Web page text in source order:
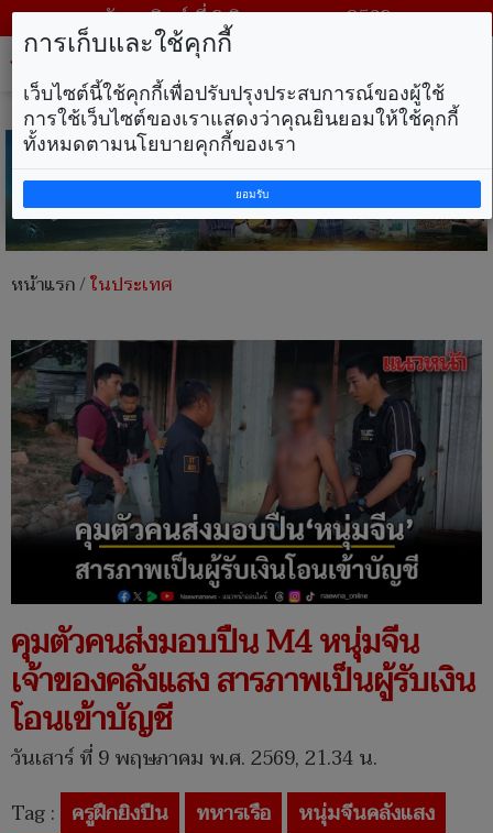
วันอาทิตย์ ที่ 9 สิงหาคม พ.ศ. 2569
หน้าแรก/ในประเทศ
คุมตัวคนส่งมอบปืน M4 หนุ่มจีน
เจ้าของคลังแสง สารภาพเป็นผู้รับเงิน
โอนเข้าบัญชี
วันเสาร์ ที่ 9 พฤษภาคม พ.ศ. 2569, 21.34 น.
Tag : ครูฝึกยิงปืน ทหารเรือ
หนุ่มจีนคลังแสง
การเก็บและใช้คุกกี้
เว็บไซต์นี้ใช้คุกกี้เพื่อปรับปรุงประสบการณ์ของผู้ใช้
การใช้เว็บไซต์ของเราแสดงว่าคุณยินยอมให้ใช้คุกกี้
ทั้งหมดตามนโยบายคุกกี้ของเรา
ยอมรับ